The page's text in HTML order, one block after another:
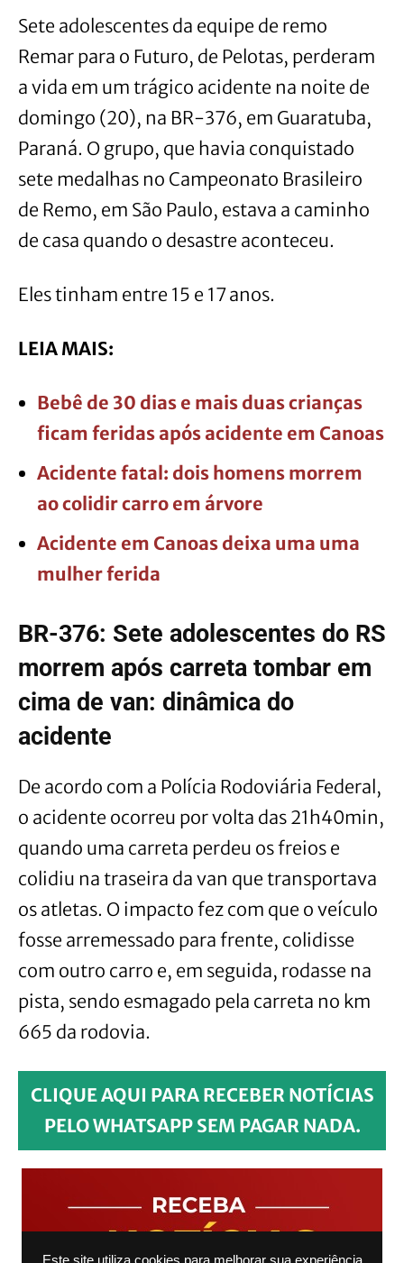
Sete adolescentes da equipe de remo
Remar para o Futuro, de Pelotas, perderam
a vida em um trágico acidente na noite de
domingo (20), na BR-376, em Guaratuba,
Paraná. O grupo, que havia conquistado
sete medalhas no Campeonato Brasileiro
de Remo, em São Paulo, estava a caminho
de casa quando o desastre aconteceu.
Eles tinham entre 15 e 17 anos.
LEIA MAIS:
Bebê de 30 dias e mais duas crianças
ficam feridas após acidente em Canoas
Acidente fatal: dois homens morrem
ao colidir carro em árvore
Acidente em Canoas deixa uma uma
mulher ferida
BR-376: Sete adolescentes do RS
morrem após carreta tombar em
cima de van: dinâmica do
acidente
De acordo com a Polícia Rodoviária Federal,
o acidente ocorreu por volta das 21h40min,
quando uma carreta perdeu os freios e
colidiu na traseira da van que transportava
os atletas. O impacto fez com que o veículo
fosse arremessado para frente, colidisse
com outro carro e, em seguida, rodasse na
pista, sendo esmagado pela carreta no km
665 da rodovia.
CLIQUE AQUI PARA RECEBER NOTÍCIAS
PELO WHATSAPP SEM PAGAR NADA.